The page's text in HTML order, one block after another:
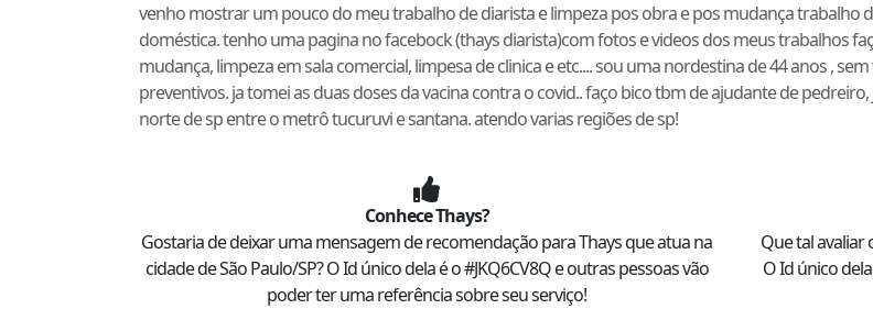
venho mostrar um pouco do meu trabalho de diarista e limpeza pos obra e pos mudança trabalho
doméstica. tenho uma pagina no facebock (thays diarista)com fotos e videos dos meus trabalhos
mudança, limpeza em sala comercial, limpesa de clinica e etc.... sou uma nordestina de 44 anos ,
preventivos. ja tomei as duas doses da vacina contra o covid.. faço bico tbm de ajudante de
norte de sp entre o metrô tucuruvi e santana. atendo varias regiões de sp!
ConheceThays?
Gostaria de deixar uma mensagem de recomendação paraThaysque atua na
cidade deSão Paulo/SP? O Id único dela é o #JKQ6CV8Qe outras pessoas vão
poder ter uma referência sobre seu serviço!
Que tal avaliar
O Id único